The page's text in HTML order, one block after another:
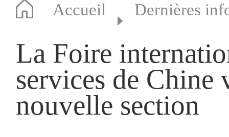
Accueil Dernières
La Foire
services de Chine
nouvelle section